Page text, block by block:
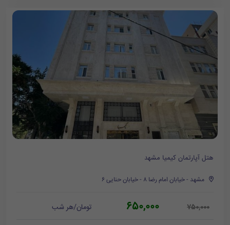
هتل آپارتمان کیمیا مشهد
مشهد - خیابان امام رضا ٨ - خیابان حنایی ٦
750,000
650,000 تومان/هر شب